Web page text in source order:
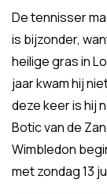
De tennisser
is bijzonder,
heilige gras in
jaar kwam hij
deze keer is hij
Botic van de
Wimbledon
met zondag 13